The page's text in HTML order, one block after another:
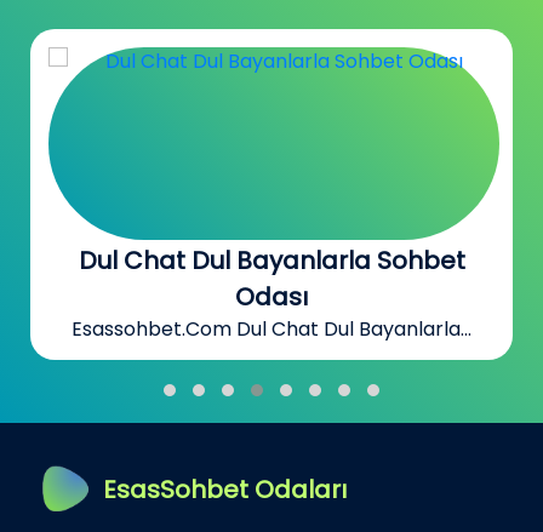
Evli Kadın Sohbet Evli Erkek Chat
Odası
Esassohbet.Com Evli Kadın Sohbet Evli...
EsasSohbet Odaları